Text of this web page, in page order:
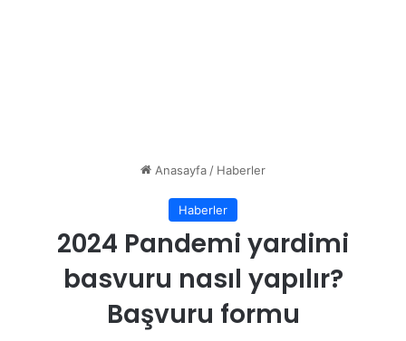
Anasayfa/ Haberler
Haberler
2024 Pandemi yardimi
basvuru nasıl yapılır?
Başvuru formu